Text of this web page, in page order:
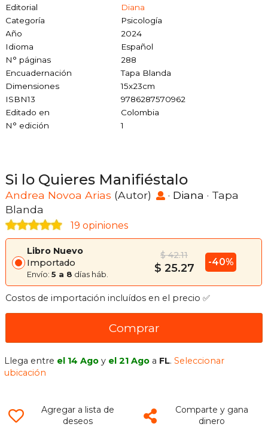
Editorial
Diana
Categoría
Psicología
Año
2024
Idioma
Español
N° páginas
288
Encuadernación
Tapa Blanda
Dimensiones
15x23cm
ISBN13
9786287570962
Editado en
Colombia
N° edición
1
Si lo Quieres Manifiéstalo
Andrea Novoa Arias (Autor) · Diana · Tapa
Blanda
19 opiniones
Libro Nuevo
Importado
Envío: 5 a 8 días háb.
$ 42.11
$ 25.27 -40%
Costos de importación incluídos en el precio ✅
Comprar
Llega entre el 14 Ago y el 21 Ago a FL.Seleccionar
ubicación
Agregar a lista de
deseos
Comparte y gana
dinero